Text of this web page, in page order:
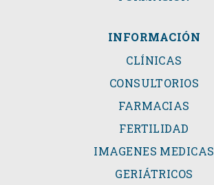
INFORMACIÓN
CLÍNICAS
CONSULTORIOS
FARMACIAS
FERTILIDAD
IMAGENES MEDICAS
GERIÁTRICOS